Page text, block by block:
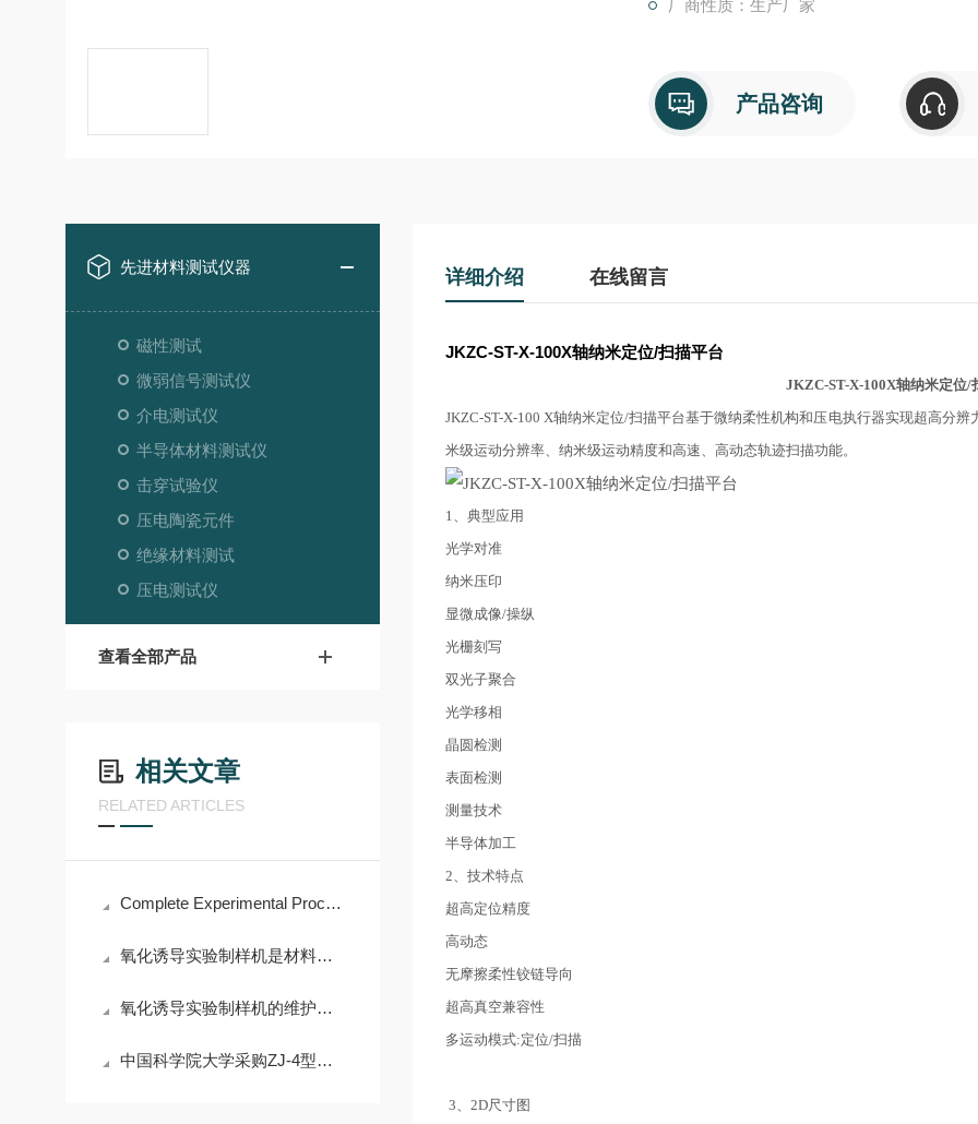
厂商性质：生产厂家
产品咨询
先进材料测试仪器
磁性测试
微弱信号测试仪
介电测试仪
半导体材料测试仪
击穿试验仪
压电陶瓷元件
绝缘材料测试
压电测试仪
查看全部产品
相关文章
RELATED ARTICLES
Complete Experimental Process of Piezoceramics
氧化诱导实验制样机是材料分析和质量检测单位的重要辅助设备
氧化诱导实验制样机的维护保养要点
中国科学院大学采购ZJ-4型精密压电d33测试仪(d33,电阻，极化）
详细介绍 在线留言
JKZC-ST-X-100X轴纳米定位/扫描平台
JKZC-ST-X-100X轴纳米定位/
JKZC-ST-X-100 X轴纳米定位/扫描平台基于微纳柔性机构和压电执行器实现超高分
米级运动分辨率、纳米级运动精度和高速、高动态轨迹扫描功能。
1、典型应用
光学对准
纳米压印
显微成像/操纵
光栅刻写
双光子聚合
光学移相
晶圆检测
表面检测
测量技术
半导体加工
2、技术特点
超高定位精度
高动态
无摩擦柔性铰链导向
超高真空兼容性
多运动模式:定位/扫描
3、2D尺寸图